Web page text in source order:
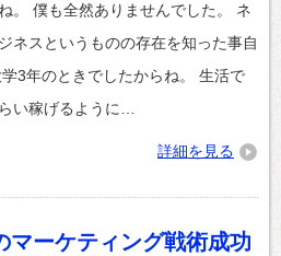
。 僕も全然ありませんでした。 ネ
ネスというものの存在を知った事自
3年のときでしたからね。 生活で
い稼げるように…
詳細を見る
マーケティング戦術成功